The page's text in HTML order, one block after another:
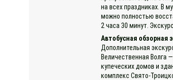
на всех праздниках. В
можно полностью
2 часа 30 минут.
Автобусная обзорная
Дополнительная
Величественная Волга
купеческих домов и
комплекс Свято-